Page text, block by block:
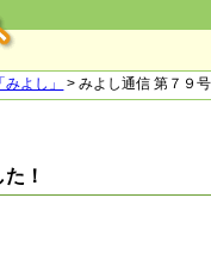
よし」 > みよし通信 第７９
！